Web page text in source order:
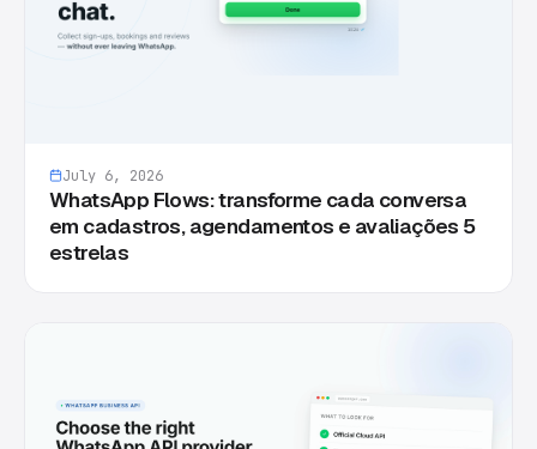
July 6, 2026
WhatsApp Flows: transforme cada conversa
em cadastros, agendamentos e avaliações 5
estrelas